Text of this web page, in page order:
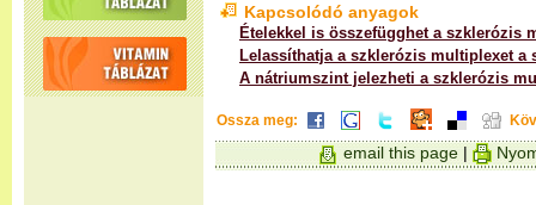
Kapcsolódó anyagok
Ételekkel is összefügghet a szklerózis
Lelassíthatja a szklerózis multiplexet a
A nátriumszint jelezheti a szklerózis
Ossza meg:
email this page |